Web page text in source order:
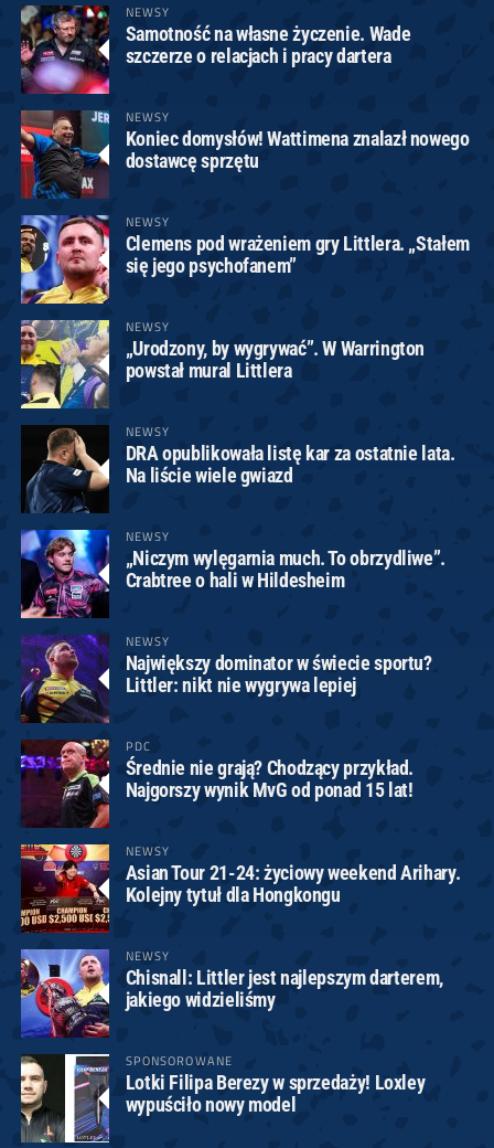
NEWSY
Samotność na własne życzenie. Wade
szczerze o relacjach i pracy dartera
NEWSY
Koniec domysłów! Wattimena znalazł nowego
dostawcę sprzętu
NEWSY
Clemens pod wrażeniem gry Littlera. „Stałem
się jego psychofanem”
NEWSY
„Urodzony, by wygrywać”. W Warrington
powstał mural Littlera
NEWSY
DRA opublikowała listę kar za ostatnie lata.
Na liście wiele gwiazd
NEWSY
„Niczym wylęgarnia much. To obrzydliwe”.
Crabtree o hali w Hildesheim
NEWSY
Największy dominator w świecie sportu?
Littler: nikt nie wygrywa lepiej
PDC
Średnie nie grają? Chodzący przykład.
Najgorszy wynik MvG od ponad 15 lat!
NEWSY
Asian Tour 21-24: życiowy weekend Arihary.
Kolejny tytuł dla Hongkongu
NEWSY
Chisnall: Littler jest najlepszym darterem,
jakiego widzieliśmy
SPONSOROWANE
Lotki Filipa Berezy w sprzedaży! Loxley
wypuściło nowy model